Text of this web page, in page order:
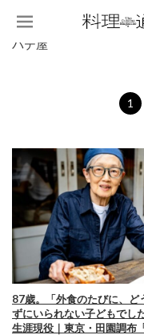
パテ屋
1
87歳。「外食のたびに、ど
ずにいられない子どもでし
生涯現役｜東京・田園調布